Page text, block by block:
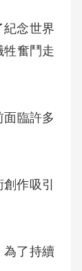
紀念世界
牲奮鬥走
臨許多
作吸引
為了持續